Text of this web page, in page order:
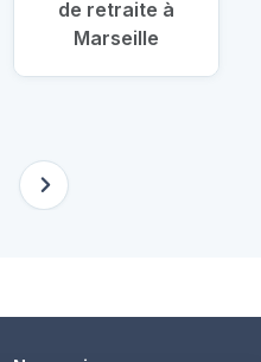
de retraite à
Marseille